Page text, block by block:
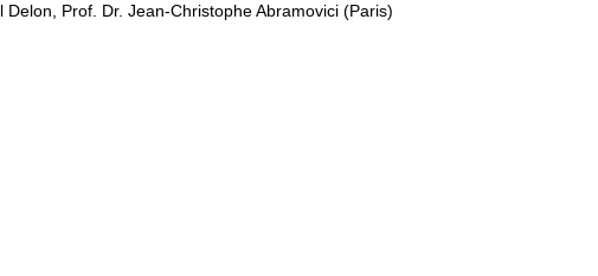
Prof. Dr. Jean-Christophe Abramovici (Paris)